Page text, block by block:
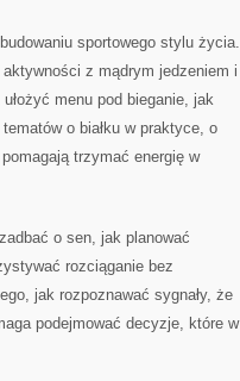
sportowego stylu życia.
z mądrym jedzeniem i
menu pod bieganie, jak
o białku w praktyce, o
trzymać energię w
o sen, jak planować
rozciąganie bez
jak rozpoznawać sygnały, że
podejmować decyzje, które w